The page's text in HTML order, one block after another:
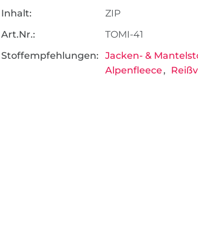
Inhalt:
ZIP
Art.Nr.:
TOMI-41
Stoffempfehlungen:
Jacken- &
Alpenfleece